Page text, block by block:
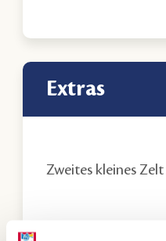
Extras
Zweites kleines Zelt